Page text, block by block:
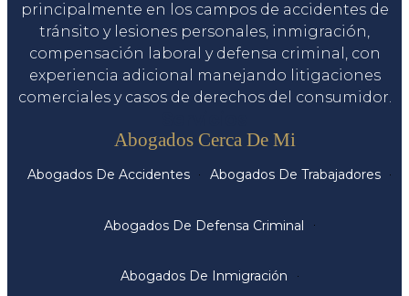
principalmente en los campos de accidentes de
tránsito y lesiones personales, inmigración,
compensación laboral y defensa criminal, con
experiencia adicional manejando litigaciones
comerciales y casos de derechos del consumidor.
Abogados Cerca De Mi
Abogados De Accidentes Abogados De Trabajadores
Abogados De Defensa Criminal
Abogados De Inmigración